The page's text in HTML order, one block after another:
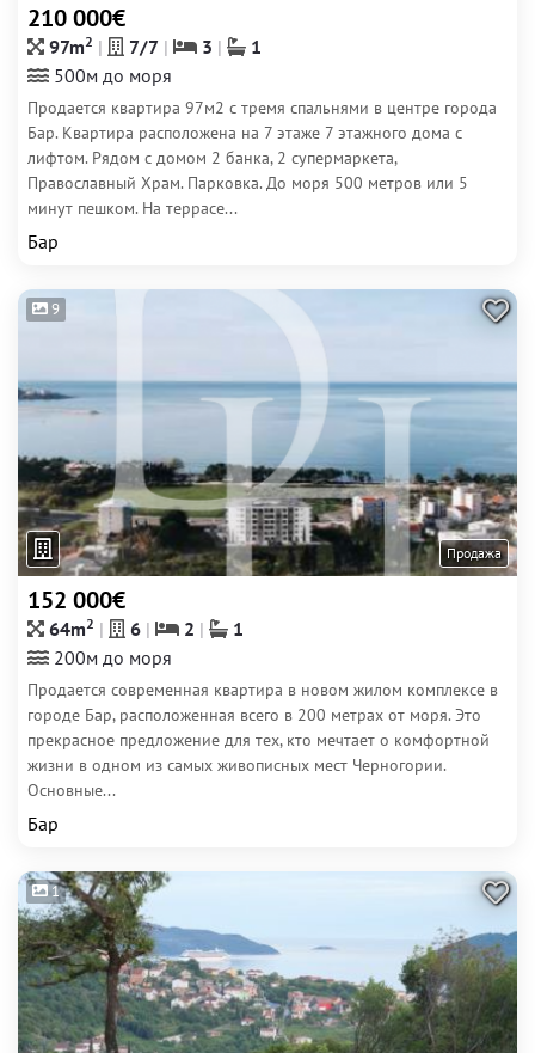
210 000€
97m2 7/7 3
1
500м до моря
Продается квартира 97м2 с тремя спальнями в центре города
Бар. Квартира расположена на 7 этаже 7 этажного дома с
лифтом. Рядом с домом 2 банка, 2 супермаркета,
Православный Храм. Парковка. До моря 500 метров или 5
минут пешком. На террасе...
Бар
9
Продажа
152 000€
64m2 6 2
1
200м до моря
Продается современная квартира в новом жилом комплексе в
городе Бар, расположенная всего в 200 метрах от моря. Это
прекрасное предложение для тех, кто мечтает о комфортной
жизни в одном из самых живописных мест Черногории.
Основные...
Бар
1